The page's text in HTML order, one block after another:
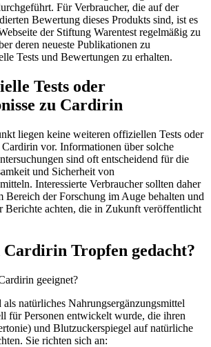
Für Verbraucher, die auf der
Bewertung dieses Produkts sind, ist es
der Stiftung Warentest regelmäßig zu
deren neueste Publikationen zu
Tests und Bewertungen zu erhalten.
Tests oder
zu Cardirin
liegen keine weiteren offiziellen Tests oder
Cardirin vor. Informationen über solche
sind oft entscheidend für die
und Sicherheit von
Interessierte Verbraucher sollten daher
der Forschung im Auge behalten und
Berichte achten, die in Zukunft veröffentlicht
Tropfen gedacht?
natürliches Nahrungsergänzungsmittel
für Personen entwickelt wurde, die ihren
und Blutzuckerspiegel auf natürliche
Sie richten sich an: